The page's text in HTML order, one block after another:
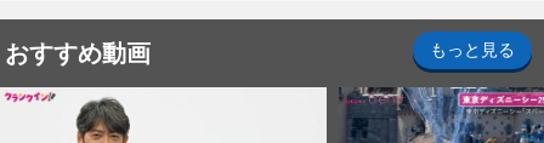
おすすめ動画 もっと見る